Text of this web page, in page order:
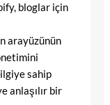
bloglar için
arayüzünün
sahip
anlaşılır bir